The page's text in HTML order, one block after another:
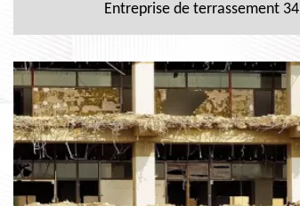
Entreprise de terrassement 34